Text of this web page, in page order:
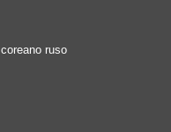
coreano ruso